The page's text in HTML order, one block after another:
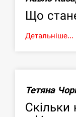
Що
Детальніше...
Тетяна
Скільки